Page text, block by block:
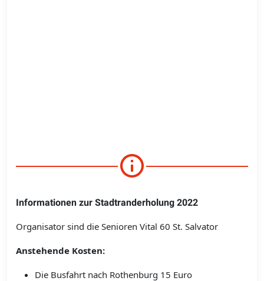
Informationen zur Stadtranderholung 2022
Organisator sind die Senioren Vital 60 St. Salvator
Anstehende Kosten:
Die Busfahrt nach Rothenburg 15 Euro